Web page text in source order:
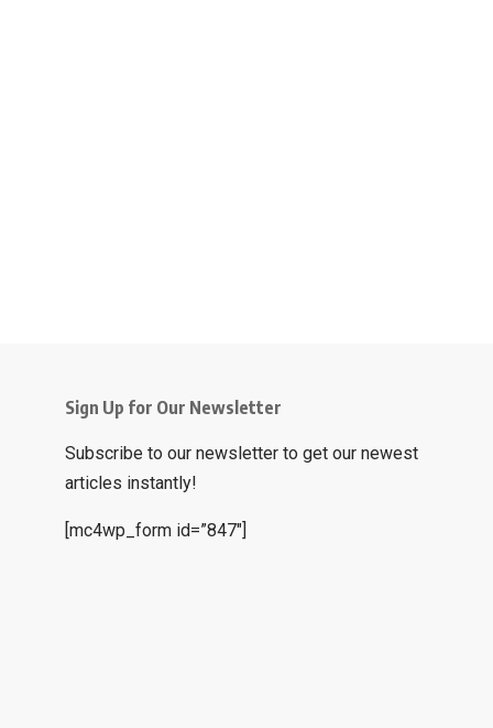
Sign Up for Our Newsletter
Subscribe to our newsletter to get our newest
articles instantly!
[mc4wp_form id=”847″]